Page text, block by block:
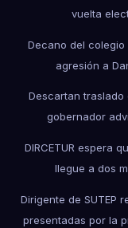
vuelta
Decano del
agresión a
Descartan traslado
gobernador
DIRCETUR espera
llegue a dos
Dirigente de SUTEP
presentadas por la